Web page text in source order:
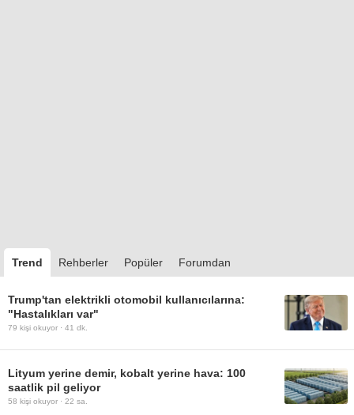
Trend Rehberler Popüler Forumdan
Trump'tan elektrikli otomobil kullanıcılarına:
"Hastalıkları var"
79 kişi okuyor · 41 dk.
Lityum yerine demir, kobalt yerine hava: 100
saatlik pil geliyor
58 kişi okuyor · 22 sa.